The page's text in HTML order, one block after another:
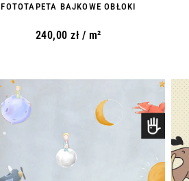
FOTOTAPETA BAJKOWE OBŁOKI
240,00zł / m²